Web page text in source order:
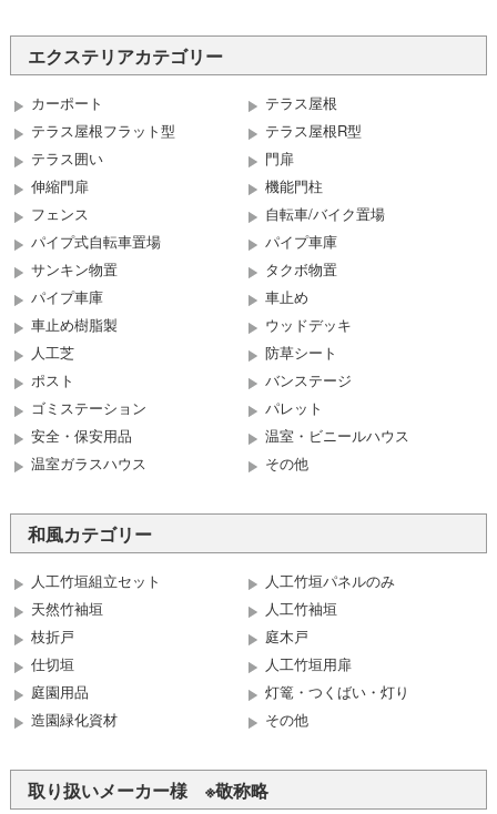
エクステリアカテゴリー
カーポート
テラス屋根
テラス屋根フラット型
テラス屋根R型
テラス囲い
門扉
伸縮門扉
機能門柱
フェンス
自転車/バイク置場
パイプ式自転車置場
パイプ車庫
サンキン物置
タクボ物置
パイプ車庫
車止め
車止め樹脂製
ウッドデッキ
人工芝
防草シート
ポスト
バンステージ
ゴミステーション
パレット
安全・保安用品
温室・ビニールハウス
温室ガラスハウス
その他
和風カテゴリー
人工竹垣組立セット
人工竹垣パネルのみ
天然竹袖垣
人工竹袖垣
枝折戸
庭木戸
仕切垣
人工竹垣用扉
庭園用品
灯篭・つくばい・灯り
造園緑化資材
その他
取り扱いメーカー様 ※敬称略